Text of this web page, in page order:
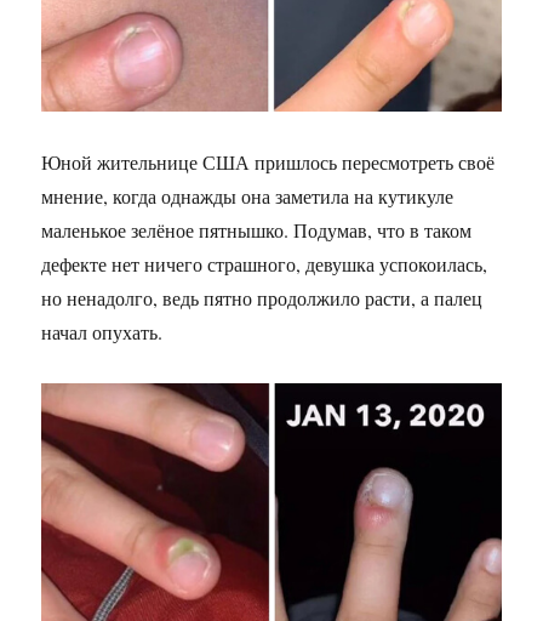
Юной жительнице США пришлось пересмотреть своё
мнение, когда однажды она заметила на кутикуле
маленькое зелёное пятнышко. Подумав, что в таком
дефекте нет ничего страшного, девушка успокоилась,
но ненадолго, ведь пятно продолжило расти, а палец
начал опухать.